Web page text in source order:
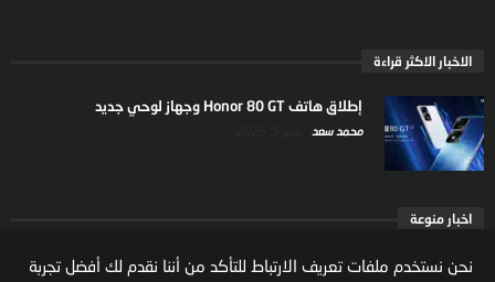
الاخبار الاكثر قراءة
إطلاق هاتف Honor 80 GT وجهاز لوحي جديد
محمد سعد
اخبار منوعة
ارتفاع ملكية المستثمرين الاجانب في السوق السعودية
نحن نستخدم ملفات تعريف الارتباط للتأكد من أننا نقدم لك أفضل تجربة